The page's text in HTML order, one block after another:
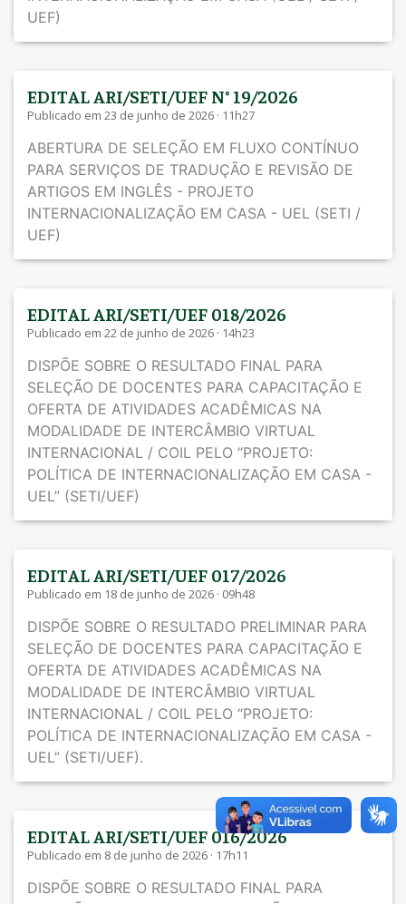
UEF)
EDITAL ARI/SETI/UEF N° 19/2026
Publicado em 23 de junho de 2026 · 11h27
ABERTURA DE SELEÇÃO EM FLUXO CONTÍNUO
PARA SERVIÇOS DE TRADUÇÃO E REVISÃO DE
ARTIGOS EM INGLÊS - PROJETO
INTERNACIONALIZAÇÃO EM CASA - UEL (SETI /
UEF)
EDITAL ARI/SETI/UEF 018/2026
Publicado em 22 de junho de 2026 · 14h23
DISPÕE SOBRE O RESULTADO FINAL PARA
SELEÇÃO DE DOCENTES PARA CAPACITAÇÃO E
OFERTA DE ATIVIDADES ACADÊMICAS NA
MODALIDADE DE INTERCÂMBIO VIRTUAL
INTERNACIONAL / COIL PELO “PROJETO:
POLÍTICA DE INTERNACIONALIZAÇÃO EM CASA -
UEL” (SETI/UEF)
EDITAL ARI/SETI/UEF 017/2026
Publicado em 18 de junho de 2026 · 09h48
DISPÕE SOBRE O RESULTADO PRELIMINAR PARA
SELEÇÃO DE DOCENTES PARA CAPACITAÇÃO E
OFERTA DE ATIVIDADES ACADÊMICAS NA
MODALIDADE DE INTERCÂMBIO VIRTUAL
INTERNACIONAL / COIL PELO “PROJETO:
POLÍTICA DE INTERNACIONALIZAÇÃO EM CASA -
UEL” (SETI/UEF).
EDITAL ARI/SETI/UEF 016/2026
Publicado em 8 de junho de 2026 · 17h11
DISPÕE SOBRE O RESULTADO FINAL PARA